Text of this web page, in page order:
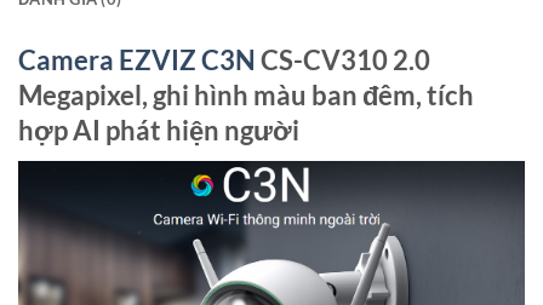
Camera EZVIZ C3N CS-CV310 2.0
Megapixel, ghi hình màu ban đêm, tích
hợp AI phát hiện người